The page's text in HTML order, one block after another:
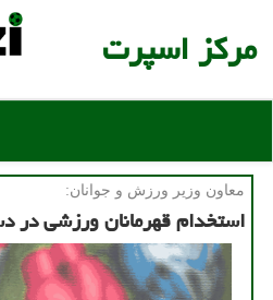
مركز اسپرت
معاون وزیر ورزش و جوانان:
استخدام قهرمانان ورزشی در